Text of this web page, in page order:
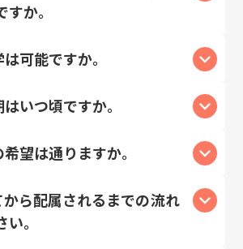
か。
可能ですか。
いつ頃ですか。
望は通りますか。
ら配属されるまでの流れ
。